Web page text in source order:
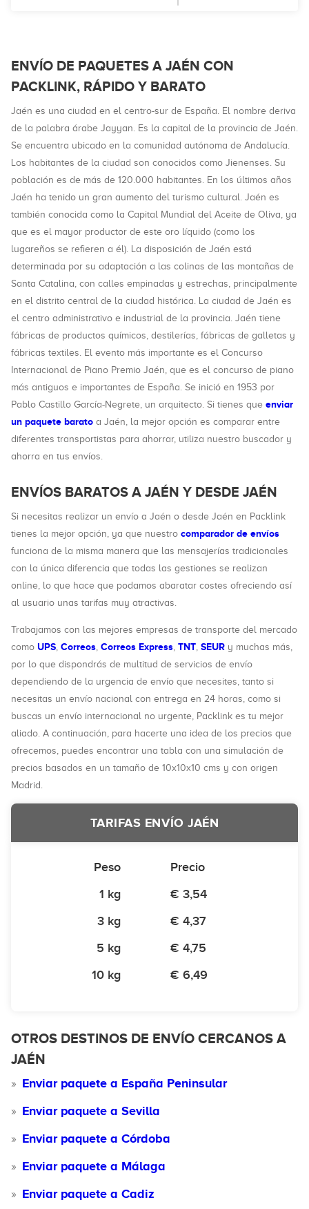
ENVÍO DE PAQUETES A JAÉN CON
PACKLINK, RÁPIDO Y BARATO
Jaén es una ciudad en el centro-sur de España. El nombre deriva
de la palabra árabe Jayyan. Es la capital de la provincia de Jaén.
Se encuentra ubicado en la comunidad autónoma de Andalucía.
Los habitantes de la ciudad son conocidos como Jienenses. Su
población es de más de 120.000 habitantes. En los últimos años
Jaén ha tenido un gran aumento del turismo cultural. Jaén es
también conocida como la Capital Mundial del Aceite de Oliva, ya
que es el mayor productor de este oro líquido (como los
lugareños se refieren a él). La disposición de Jaén está
determinada por su adaptación a las colinas de las montañas de
Santa Catalina, con calles empinadas y estrechas, principalmente
en el distrito central de la ciudad histórica. La ciudad de Jaén es
el centro administrativo e industrial de la provincia. Jaén tiene
fábricas de productos químicos, destilerías, fábricas de galletas y
fábricas textiles. El evento más importante es el Concurso
Internacional de Piano Premio Jaén, que es el concurso de piano
más antiguos e importantes de España. Se inició en 1953 por
Pablo Castillo García-Negrete, un arquitecto. Si tienes que enviar
un paquete barato a Jaén, la mejor opción es comparar entre
diferentes transportistas para ahorrar, utiliza nuestro buscador y
ahorra en tus envíos.
ENVÍOS BARATOS A JAÉN Y DESDE JAÉN
Si necesitas realizar un envío a Jaén o desde Jaén en Packlink
tienes la mejor opción, ya que nuestro comparador de envíos
funciona de la misma manera que las mensajerías tradicionales
con la única diferencia que todas las gestiones se realizan
online, lo que hace que podamos abaratar costes ofreciendo así
al usuario unas tarifas muy atractivas.
Trabajamos con las mejores empresas de transporte del mercado
como UPS, Correos, Correos Express, TNT, SEUR y muchas más,
por lo que dispondrás de multitud de servicios de envío
dependiendo de la urgencia de envío que necesites, tanto si
necesitas un envío nacional con entrega en 24 horas, como si
buscas un envío internacional no urgente, Packlink es tu mejor
aliado. A continuación, para hacerte una idea de los precios que
ofrecemos, puedes encontrar una tabla con una simulación de
precios basados en un tamaño de 10x10x10 cms y con origen
Madrid.
TARIFAS ENVÍO JAÉN
Peso
Precio
1 kg
€ 3,54
3 kg
€ 4,37
5 kg
€ 4,75
10 kg
€ 6,49
OTROS DESTINOS DE ENVÍO CERCANOS A
JAÉN
Enviar paquete a España Peninsular
Enviar paquete a Sevilla
Enviar paquete a Córdoba
Enviar paquete a Málaga
Enviar paquete a Cadiz